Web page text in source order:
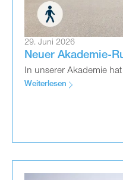
29. Juni 2026
Neuer Akademie-
In unserer Akademie
Weiterlesen